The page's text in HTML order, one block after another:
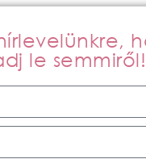
le semmiről!